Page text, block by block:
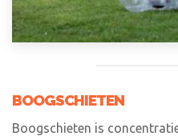
BOOGSCHIETEN
Boogschieten is